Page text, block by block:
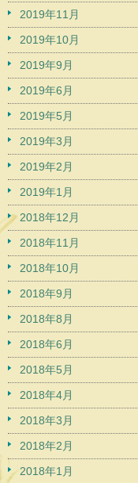
2019年11月
2019年10月
2019年9月
2019年6月
2019年5月
2019年3月
2019年2月
2019年1月
2018年12月
2018年11月
2018年10月
2018年9月
2018年8月
2018年6月
2018年5月
2018年4月
2018年3月
2018年2月
2018年1月